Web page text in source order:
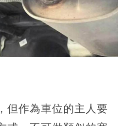
但作為車位的主人要